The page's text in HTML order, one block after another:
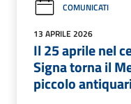
COMUNICATI
13 APRILE 2026
Il 25 aprile nel
Signa torna il
piccolo